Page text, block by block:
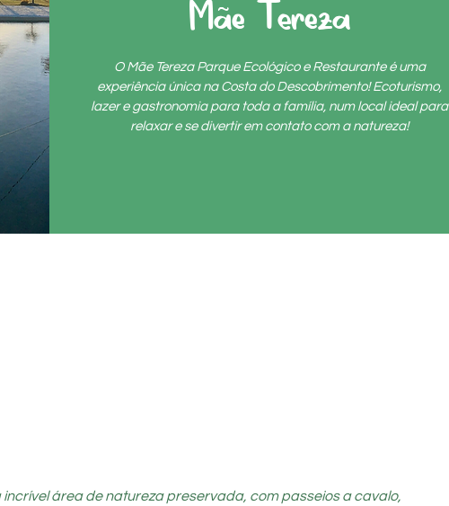
Mãe Tereza
O Mãe Tereza Parque Ecológico e Restaurante é uma
experiência única na Costa do Descobrimento! Ecoturismo,
lazer e gastronomia para toda a família, num local ideal para
relaxar e se divertir em contato com a natureza!
área de natureza preservada, com passeios a cavalo,